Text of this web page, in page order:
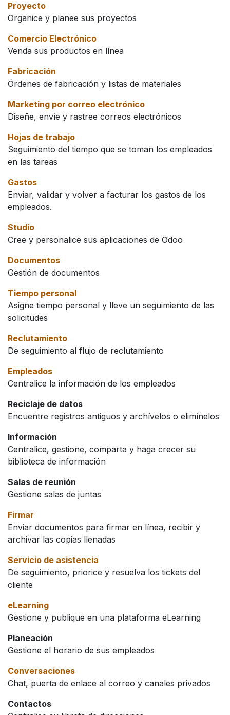
Proyecto
Organice y planee sus proyectos
Comercio Electrónico
Venda sus productos en línea
Fabricación
Órdenes de fabricación y listas de materiales
Marketing por correo electrónico
Diseñe, envíe y rastree correos electrónicos
Hojas de trabajo
Seguimiento del tiempo que se toman los empleados
en las tareas
Gastos
Enviar, validar y volver a facturar los gastos de los
empleados.
Studio
Cree y personalice sus aplicaciones de Odoo
Documentos
Gestión de documentos
Tiempo personal
Asigne tiempo personal y lleve un seguimiento de las
solicitudes
Reclutamiento
De seguimiento al flujo de reclutamiento
Empleados
Centralice la información de los empleados
Reciclaje de datos
Encuentre registros antiguos y archívelos o elimínelos
Información
Centralice, gestione, comparta y haga crecer su
biblioteca de información
Salas de reunión
Gestione salas de juntas
Firmar
Enviar documentos para firmar en línea, recibir y
archivar las copias llenadas
Servicio de asistencia
De seguimiento, priorice y resuelva los tickets del
cliente
eLearning
Gestione y publique en una plataforma eLearning
Planeación
Gestione el horario de sus empleados
Conversaciones
Chat, puerta de enlace al correo y canales privados
Contactos